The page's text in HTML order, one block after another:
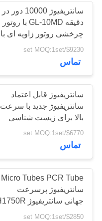
سانتریفیوژ 10000 دور در
دقیقه GL-10MD با روتور
چرخشی روتور زاویه ای با
ظرفیت بالا موجود است
$9230/set MOQ:1set
تماس
سانتریفیوژ قابل اعتماد
سانتریفیوژ جدید با سرعت
بالا برای زیست شناسی
مولکولی
$6770/set MOQ:1set
تماس
Micro Tubes PCR Tube
سانتریفیوژ پرسرعت
جهانی سانتریفیوژ H1750R
$2850/set MOQ:1set